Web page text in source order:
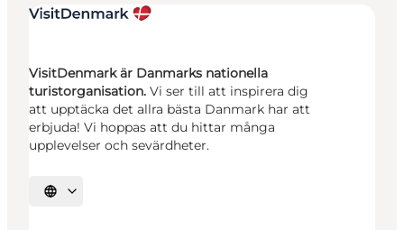
VisitDenmark är Danmarks nationella
turistorganisation. Vi ser till att inspirera dig
att upptäcka det allra bästa Danmark har att
erbjuda! Vi hoppas att du hittar många
upplevelser och sevärdheter.
Välj språk